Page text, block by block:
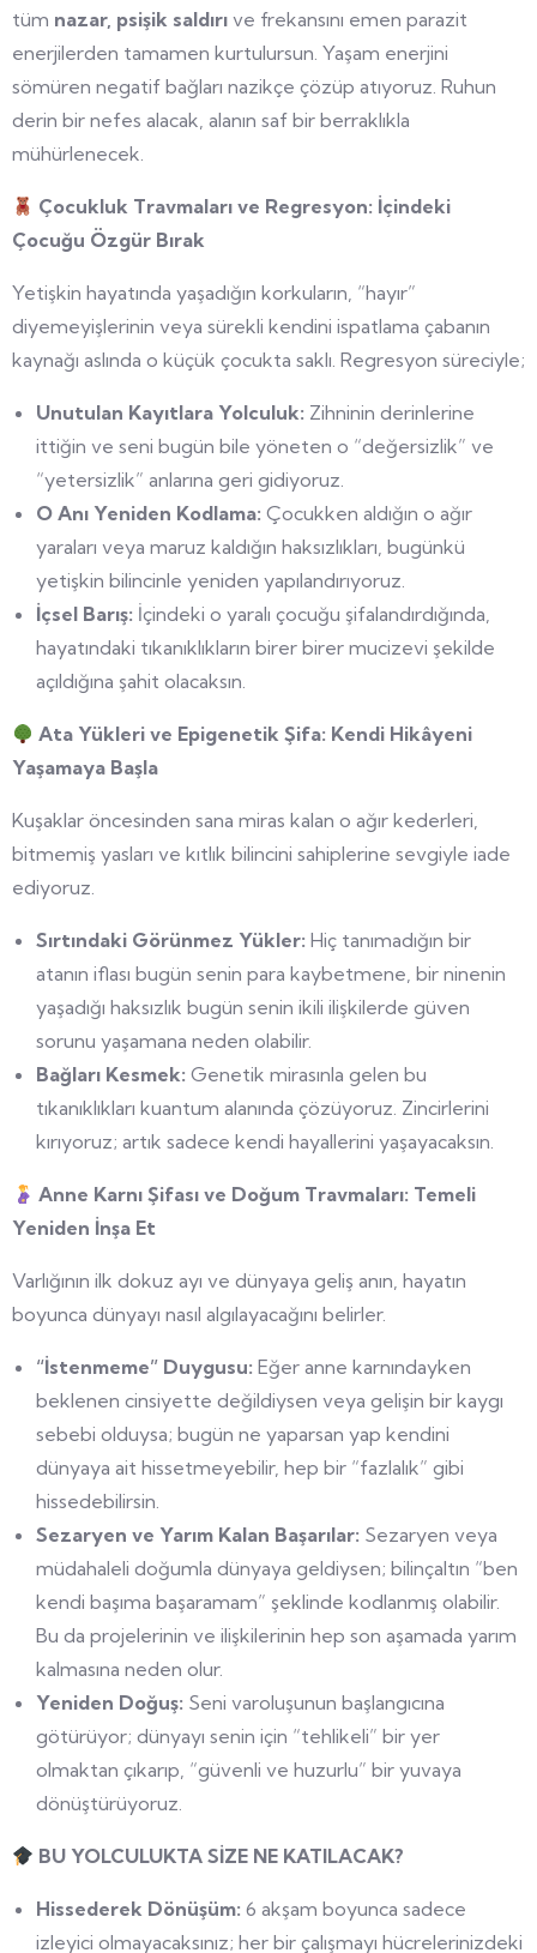
tüm nazar, psişik saldırı ve frekansını emen parazit
enerjilerden tamamen kurtulursun. Yaşam enerjini
sömüren negatif bağları nazikçe çözüp atıyoruz. Ruhun
derin bir nefes alacak, alanın saf bir berraklıkla
mühürlenecek.
Çocukluk Travmaları ve Regresyon: İçindeki
Çocuğu Özgür Bırak
Yetişkin hayatında yaşadığın korkuların, “hayır”
diyemeyişlerinin veya sürekli kendini ispatlama çabanın
kaynağı aslında o küçük çocukta saklı. Regresyon süreciyle;
Unutulan Kayıtlara Yolculuk: Zihninin derinlerine
ittiğin ve seni bugün bile yöneten o “değersizlik” ve
“yetersizlik” anlarına geri gidiyoruz.
O Anı Yeniden Kodlama: Çocukken aldığın o ağır
yaraları veya maruz kaldığın haksızlıkları, bugünkü
yetişkin bilincinle yeniden yapılandırıyoruz.
İçsel Barış: İçindeki o yaralı çocuğu şifalandırdığında,
hayatındaki tıkanıklıkların birer birer mucizevi şekilde
açıldığına şahit olacaksın.
Ata Yükleri ve Epigenetik Şifa: Kendi Hikâyeni
Yaşamaya Başla
Kuşaklar öncesinden sana miras kalan o ağır kederleri,
bitmemiş yasları ve kıtlık bilincini sahiplerine sevgiyle iade
ediyoruz.
Sırtındaki Görünmez Yükler: Hiç tanımadığın bir
atanın iflası bugün senin para kaybetmene, bir ninenin
yaşadığı haksızlık bugün senin ikili ilişkilerde güven
sorunu yaşamana neden olabilir.
Bağları Kesmek: Genetik mirasınla gelen bu
tıkanıklıkları kuantum alanında çözüyoruz. Zincirlerini
kırıyoruz; artık sadece kendi hayallerini yaşayacaksın.
Anne Karnı Şifası ve Doğum Travmaları: Temeli
Yeniden İnşa Et
Varlığının ilk dokuz ayı ve dünyaya geliş anın, hayatın
boyunca dünyayı nasıl algılayacağını belirler.
“İstenmeme” Duygusu: Eğer anne karnındayken
beklenen cinsiyette değildiysen veya gelişin bir kaygı
sebebi olduysa; bugün ne yaparsan yap kendini
dünyaya ait hissetmeyebilir, hep bir “fazlalık” gibi
hissedebilirsin.
Sezaryen ve Yarım Kalan Başarılar: Sezaryen veya
müdahaleli doğumla dünyaya geldiysen; bilinçaltın “ben
kendi başıma başaramam” şeklinde kodlanmış olabilir.
Bu da projelerinin ve ilişkilerinin hep son aşamada yarım
kalmasına neden olur.
Yeniden Doğuş: Seni varoluşunun başlangıcına
götürüyor; dünyayı senin için “tehlikeli” bir yer
olmaktan çıkarıp, “güvenli ve huzurlu” bir yuvaya
dönüştürüyoruz.
BU YOLCULUKTA SİZE NE KATILACAK?
Hissederek Dönüşüm: 6 akşam boyunca sadece
izleyici olmayacaksınız; her bir çalışmayı hücrelerinizdeki